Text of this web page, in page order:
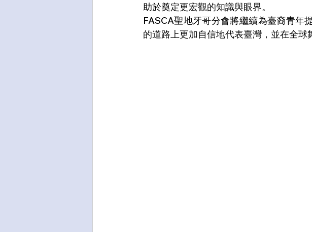
助於奠定更宏觀的知識與眼界。
FASCA聖地牙哥分會將繼續為臺裔青年
的道路上更加自信地代表臺灣，並在全球